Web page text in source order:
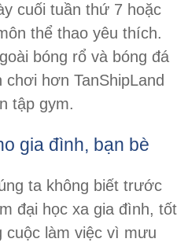
cuối tuần thứ 7 hoặc
thể thao yêu thích.
bóng rổ và bóng đá
hơn TanShipLand
tập gym.
gia đình, bạn bè
ta không biết trước
đại học xa gia đình, tốt
cuộc làm việc vì mưu